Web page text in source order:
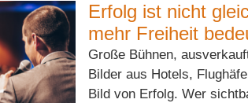
Erfolg ist nicht
mehr Freiheit
Große Bühnen,
Bilder aus Hotels,
Bild von Erfolg. Wer